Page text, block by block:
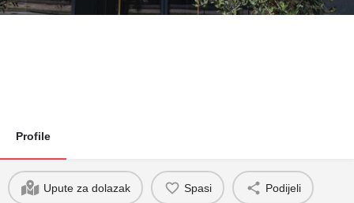
Profile
Upute za dolazak Spasi Podijeli